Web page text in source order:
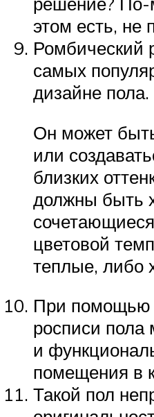
этом есть, не
Ромбический
самых
дизайне пола.
Он может
или
близких
должны быть
цветовой
теплые, либо
При помощью
росписи
и
помещения в
Такой пол